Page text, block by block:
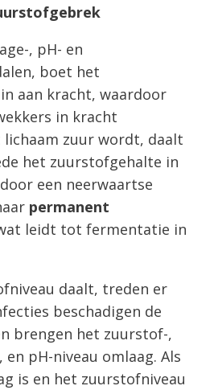
, pH- en
boet het
in aan kracht, waardoor
in kracht
lichaam zuur wordt, daalt
het zuurstofgehalte in
een neerwaartse
permanent
leidt tot fermentatie in
daalt, treden er
beschadigen de
brengen het zuurstof-,
pH-niveau omlaag. Als
is en het zuurstofniveau